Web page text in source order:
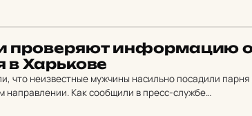
про­ве­ря­ют ин­фор­ма­цию
Харь­ко­ве
что неизвестные мужчины насильно посадили парня
направлении. Как сообщили в пресс-службе